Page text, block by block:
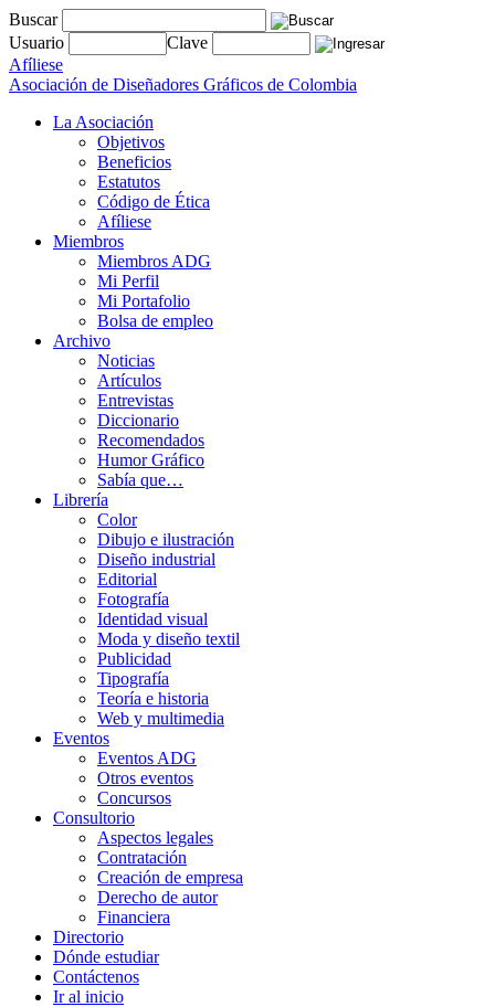
Buscar
Usuario
Clave
Afíliese
Asociación de Diseñadores Gráficos de Colombia
La Asociación
Objetivos
Beneficios
Estatutos
Código de Ética
Afíliese
Miembros
Miembros ADG
Mi Perfil
Mi Portafolio
Bolsa de empleo
Archivo
Noticias
Artículos
Entrevistas
Diccionario
Recomendados
Humor Gráfico
Sabía que…
Librería
Color
Dibujo e ilustración
Diseño industrial
Editorial
Fotografía
Identidad visual
Moda y diseño textil
Publicidad
Tipografía
Teoría e historia
Web y multimedia
Eventos
Eventos ADG
Otros eventos
Concursos
Consultorio
Aspectos legales
Contratación
Creación de empresa
Derecho de autor
Financiera
Directorio
Dónde estudiar
Contáctenos
Ir al inicio